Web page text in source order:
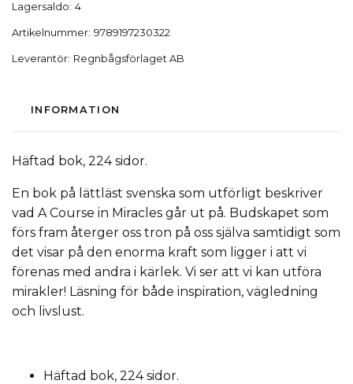
Lagersaldo: 4
Artikelnummer: 9789197230322
Leverantör: Regnbågsförlaget AB
INFORMATION
Häftad bok, 224 sidor.
En bok på lättläst svenska som utförligt beskriver
vad A Course in Miracles går ut på. Budskapet som
förs fram återger oss tron på oss själva samtidigt som
det visar på den enorma kraft som ligger i att vi
förenas med andra i kärlek. Vi ser att vi kan utföra
mirakler! Läsning för både inspiration, vägledning
och livslust.
Häftad bok, 224 sidor.